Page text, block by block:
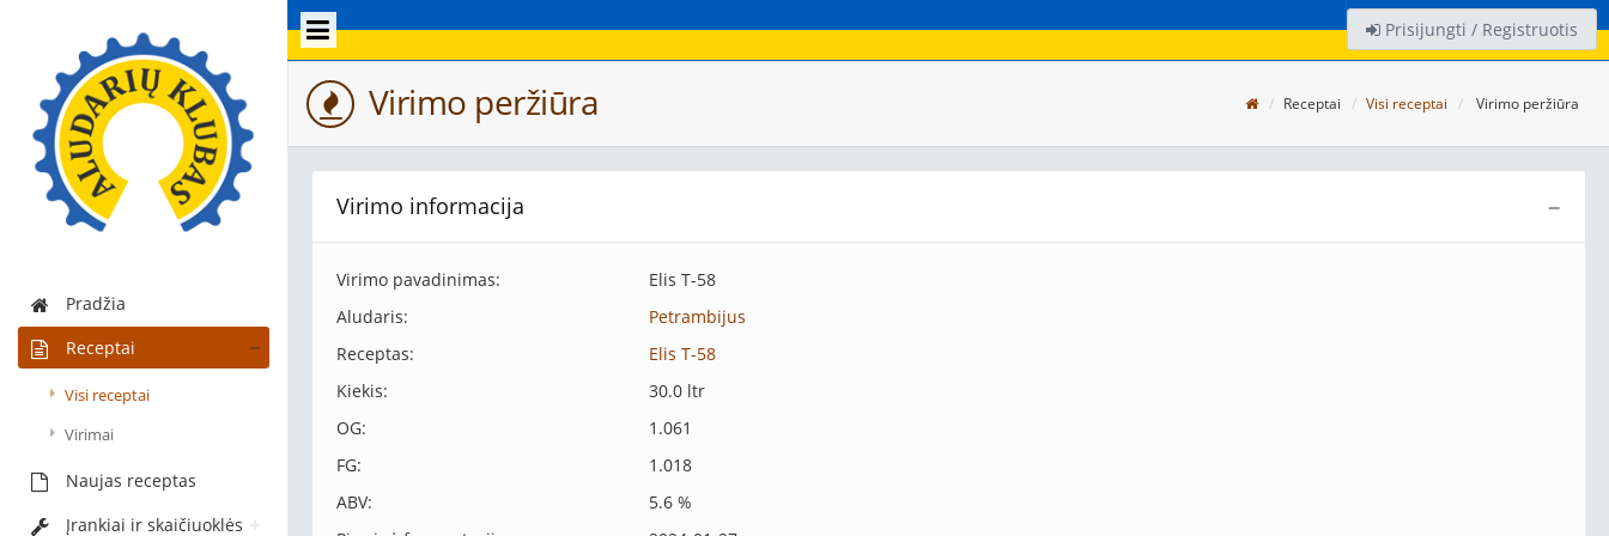
Pradžia
Receptai
Visi receptai
Virimai
Naujas receptas
Įrankiai ir skaičiuoklės
Prisijungti / Registruotis
Virimo peržiūra Receptai Visi receptai Virimo peržiūra
−
Virimo informacija
Virimo pavadinimas:
Elis T-58
Aludaris:
Petrambijus
Receptas:
Elis T-58
Kiekis:
30.0 ltr
OG:
1.061
FG:
1.018
ABV:
5.6 %